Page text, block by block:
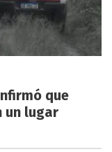
que
un lugar